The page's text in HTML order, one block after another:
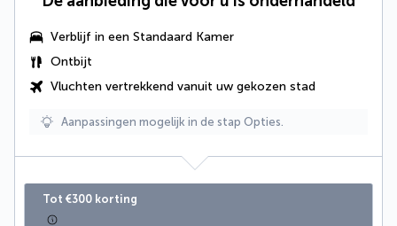
Verblijf in een Standaard Kamer
Ontbijt
Vluchten vertrekkend vanuit uw gekozen stad
Aanpassingen mogelijk in de stap Opties.
Tot €300 korting